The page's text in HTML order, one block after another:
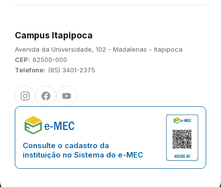
Campus Itapipoca
Endereço:
Avenida da Universidade, 102 - Madalenas - Itapipoca
CEP: 62500-000
Telefone: (85) 3401-2375
InstagramFacebookYoutube
Consulte o cadastro da
instituição no Sistema do e-MEC